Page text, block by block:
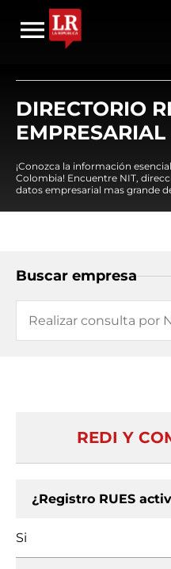
DIRECTORIO
EMPRESARIAL
¡Conozca la información
Colombia! Encuentre NIT,
datos empresarial mas grande
Buscar empresa
REDI Y
¿Registro RUES
Si